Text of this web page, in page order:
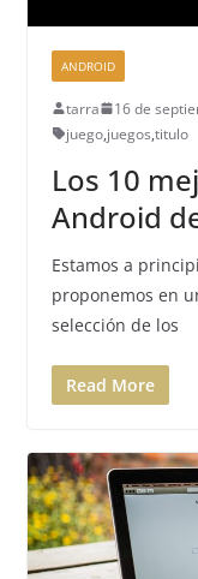
ANDROID
tarra 16 de
juego,juegos,titulo
Los 10
Android
Estamos a
proponemos en
selección de los
Read More